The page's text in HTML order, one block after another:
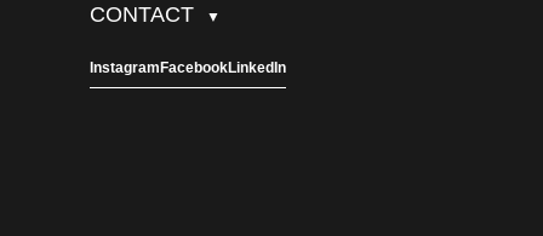
CONTACT ▼
InstagramFacebookLinkedIn